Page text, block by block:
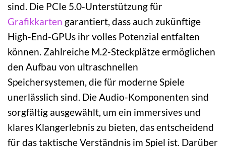
sind. Die PCIe 5.0-Unterstützung für
Grafikkarten garantiert, dass auch zukünftige
High-End-GPUs ihr volles Potenzial entfalten
können. Zahlreiche M.2-Steckplätze ermöglichen
den Aufbau von ultraschnellen
Speichersystemen, die für moderne Spiele
unerlässlich sind. Die Audio-Komponenten sind
sorgfältig ausgewählt, um ein immersives und
klares Klangerlebnis zu bieten, das entscheidend
für das taktische Verständnis im Spiel ist. Darüber